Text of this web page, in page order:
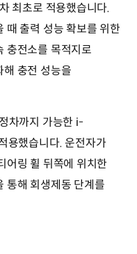
최초로 적용했습니다.
때 출력 성능 확보를 위한
충전소를 목적지로
해 충전 성능을
차까지 가능한 i-
용했습니다. 운전자가
어링 휠 뒤쪽에 위치한
통해 회생제동 단계를